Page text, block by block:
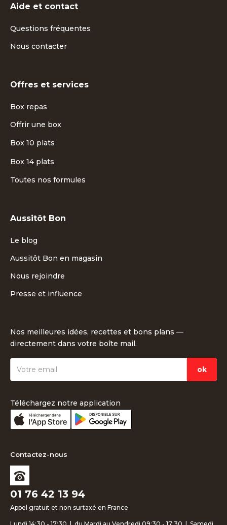
Aide et contact
Questions fréquentes
Nous contacter
Offres et services
Box repas
Offrir une box
Box 10 plats
Box 14 plats
Toutes nos formules
Aussitôt Bon
Le blog
Aussitôt Bon en magasin
Nous rejoindre
Presse et influence
Nos meilleures idées, recettes et bons plans —
directement dans votre boîte mail.
Téléchargez notre application
Contactez-nous
01 76 42 13 94
Appel gratuit et non surtaxé en France